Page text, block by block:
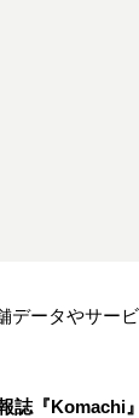
ータやサー
誌 『Komachi